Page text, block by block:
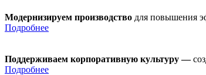
Модернизируем производство для повышения
Подробнее
Поддерживаем корпоративную культуру —
Подробнее